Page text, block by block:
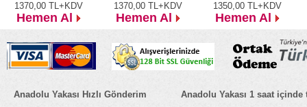
1370,00 TL+KDV
Hemen Al
1370,00 TL+KDV
Hemen Al
1350,00 TL+KDV
Hemen Al
Anadolu Yakası Hızlı Gönderim Anadolu Yakası 1 saat içinde